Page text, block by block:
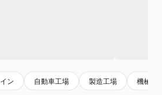
ン 自動車工場 製造工場 機械